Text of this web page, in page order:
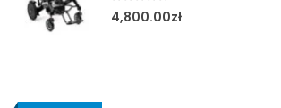
0out of 5
4,800.00zł